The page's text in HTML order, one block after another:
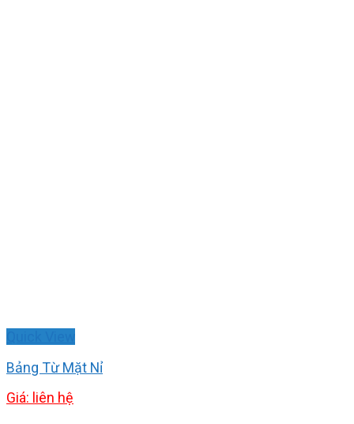
Bảng Từ Mặt Nỉ
Giá: liên hệ